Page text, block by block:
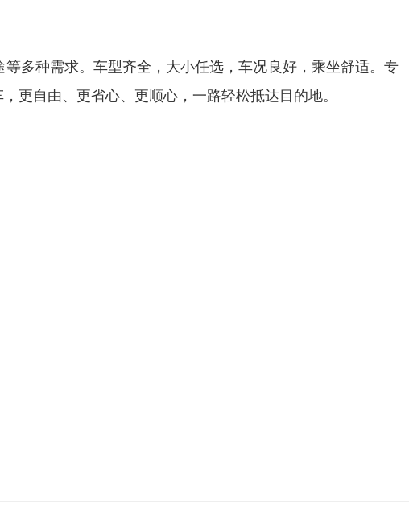
多种需求。车型齐全，大小任选，车况良好，乘坐舒适。专
更自由、更省心、更顺心，一路轻松抵达目的地。